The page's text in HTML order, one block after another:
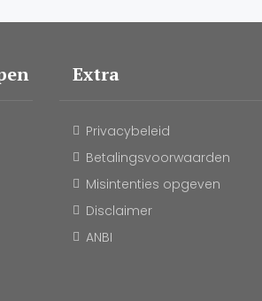
Extra
Privacybeleid
Betalingsvoorwaarden
Misintenties opgeven
Disclaimer
ANBI